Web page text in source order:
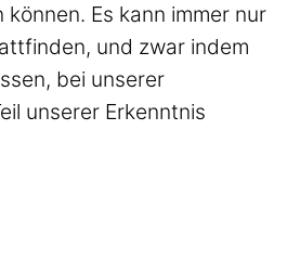
Es kann immer nur
und zwar indem
bei unserer
unserer Erkenntnis